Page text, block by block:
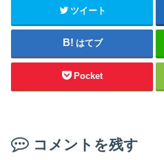
ツイート
はてブ
Pocket
コメントを残す